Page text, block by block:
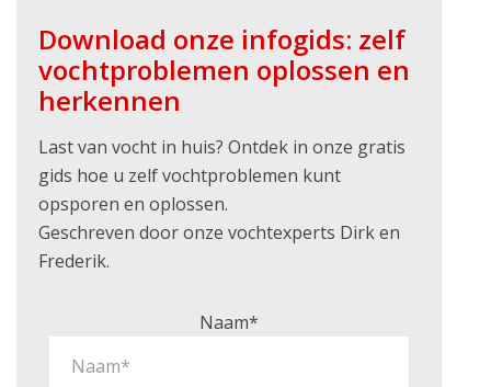
Download onze infogids: zelf
vochtproblemen oplossen en
herkennen
Last van vocht in huis? Ontdek in onze gratis
gids hoe u zelf vochtproblemen kunt
opsporen en oplossen.
Geschreven door onze vochtexperts Dirk en
Frederik.
Naam*